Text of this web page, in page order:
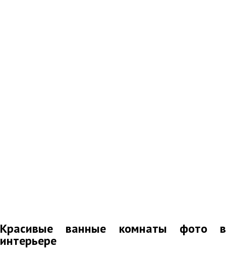
Красивые ванные комнаты фото в
интерьере